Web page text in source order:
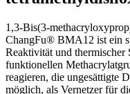
1,3-Bis(3-
ChangFu® BMA12 ist ein
Reaktivität und
funktionellen
reagieren, die ungesättigte
möglich, als Vernetzer für